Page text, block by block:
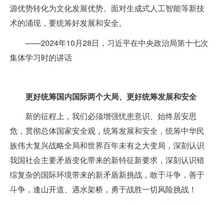
源优势转化为文化发展优势。面对生成式人工智能等新技
术的涌现，要统筹好发展和安全。
——2024年10月28日，习近平在中央政治局第十七次
集体学习时的讲话
更好统筹国内国际两个大局、更好统筹发展和安全
新的征程上，我们必须增强忧患意识、始终居安思
危，贯彻总体国家安全观，统筹发展和安全，统筹中华民
族伟大复兴战略全局和世界百年未有之大变局，深刻认识
我国社会主要矛盾变化带来的新特征新要求，深刻认识错
综复杂的国际环境带来的新矛盾新挑战，敢于斗争，善于
斗争，逢山开道、遇水架桥，勇于战胜一切风险挑战！